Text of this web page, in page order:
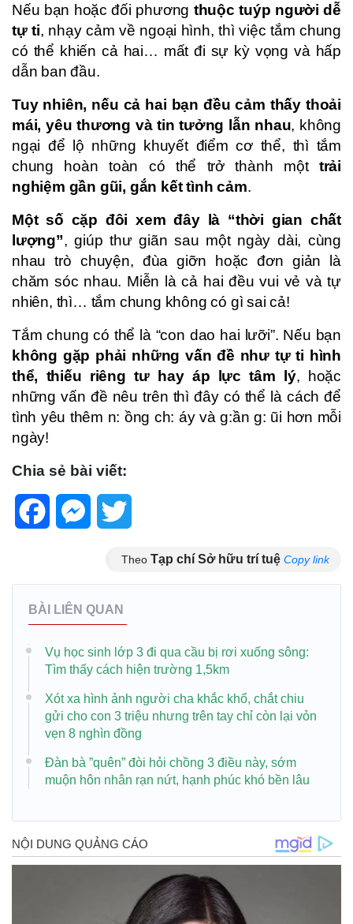
Nếu bạn hoặc đối phương thuộc tuýp người dễ
tự ti, nhạy cảm về ngoại hình, thì việc tắm chung
có thể khiến cả hai… mất đi sự kỳ vọng và hấp
dẫn ban đầu.
Tuy nhiên, nếu cả hai bạn đều cảm thấy thoải
mái, yêu thương và tin tưởng lẫn nhau, không
ngại để lộ những khuyết điểm cơ thể, thì tắm
chung hoàn toàn có thể trở thành một trải
nghiệm gần gũi, gắn kết tình cảm.
Một số cặp đôi xem đây là “thời gian chất
lượng”, giúp thư giãn sau một ngày dài, cùng
nhau trò chuyện, đùa giỡn hoặc đơn giản là
chăm sóc nhau. Miễn là cả hai đều vui vẻ và tự
nhiên, thì… tắm chung không có gì sai cả!
Tắm chung có thể là “con dao hai lưỡi”. Nếu bạn
không gặp phải những vấn đề như tự ti hình
thể, thiếu riêng tư hay áp lực tâm lý, hoặc
những vấn đề nêu trên thì đây có thể là cách để
tình yêu thêm n: ồng ch: áy và g:ần g: ũi hơn mỗi
ngày!
Chia sẻ bài viết:
FacebookMessenger
Theo Tạp chí Sở hữu trí tuệ Copy link
BÀI LIÊN QUAN
Vụ học sinh lớp 3 đi qua cầu bị rơi xuống sông:
Tìm thấy cách hiện trường 1,5km
Xót xa hình ảnh người cha khắc khổ, chắt chiu
gửi cho con 3 triệu nhưng trên tay chỉ còn lại vỏn
vẹn 8 nghìn đồng
Đàn bà ”quên” đòi hỏi chồng 3 điều này, sớm
muộn hôn nhân rạn nứt, hạnh phúc khó bền lâu